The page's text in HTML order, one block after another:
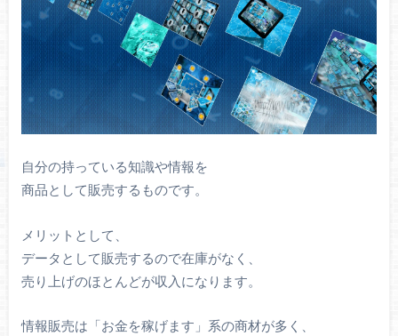
自分の持っている知識や情報を
商品として販売するものです。
メリットとして、
データとして販売するので在庫がなく、
売り上げのほとんどが収入になります。
情報販売は「お金を稼げます」系の商材が多く、